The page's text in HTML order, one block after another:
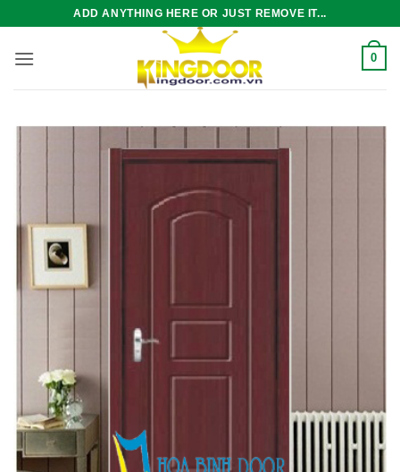
nội
ADD ANYTHING HERE OR JUST REMOVE IT...
0